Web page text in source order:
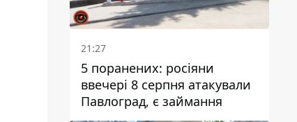
21:27
5 поранених: росіяни
ввечері 8 серпня атакували
Павлоград, є займання